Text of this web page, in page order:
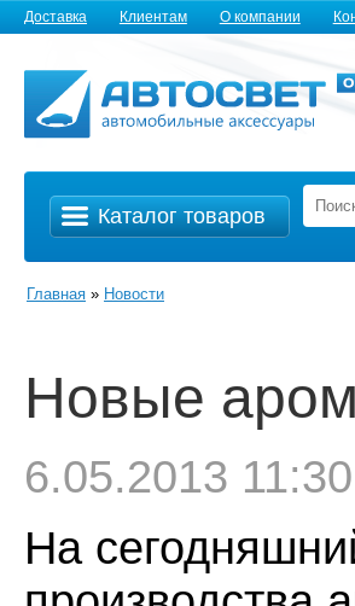
Доставка Клиентам О компании
Каталог товаров
Главная » Новости
Новые
6.05.2013
На